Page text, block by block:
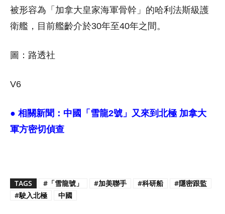
被形容為「加拿大皇家海軍骨幹」的哈利法斯級護
衛艦，目前艦齡介於30年至40年之間。
圖：路透社
V6
● 相關新聞： 中國「雪龍2號」又來到北極 加拿大
軍方密切偵查
TAGS #「雪龍號」 #加美聯手 #科研船
#隱密跟監
#駛入北極
中國